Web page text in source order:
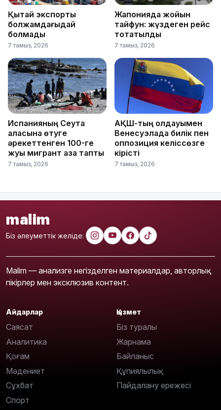
Қытай экспорты
болжамдағыдай
болмады
7 тамыз, 2026
Жапонияда жойқын
тайфун: жүздеген рейс
тоқтатылды
7 тамыз, 2026
Испанияның Сеута
қаласына өтуге
әрекеттенген 100-ге
жуық мигрант қаза тапты
7 тамыз, 2026
АҚШ-тың қолдауымен
Венесуэлада билік пен
оппозиция келіссөзге
кірісті
7 тамыз, 2026
malim
Біз әлеуметтік желіде:
Malim — анализге негізделген материалдар, авторлық
пікірлер мен эксклюзив контент.
Айдарлар
Саясат
Аналитика
Қоғам
Мәдениет
Сұхбат
Спорт
Қызмет
Біз туралы
Жарнама
Байланыс
Құпиялылық
Пайдалану ережесі